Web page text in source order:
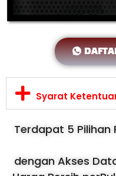
Syarat
Terdapat 5 Pilihan
dengan Akses